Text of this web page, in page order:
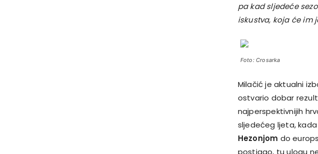
pa kad sljedeće
iskustva, koja će im
Foto: Crosarka
Milačić je aktualni
ostvario dobar
najperspektivnijih
sljedećeg ljeta,
Hezonjom do
postigao, tu ulogu